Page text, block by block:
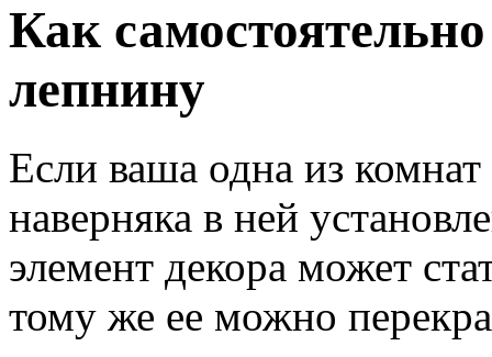
Как
лепнину
Если ваша одна из
наверняка в ней
элемент декора может
тому же ее можно